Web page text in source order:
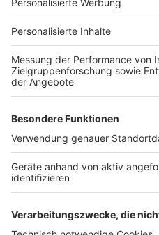
Für Unternehmen
Ihre Baufirma auf bauen.de
Kostenloses Infogespräch